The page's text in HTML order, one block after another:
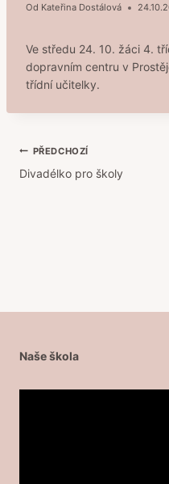
Od Kateřina Dostálová
Ve středu 24. 10. žáci 4.
dopravním centru v
třídní učitelky.
Navigace
pro
PŘEDCHOZÍ
Divadélko pro školy
Naše škola